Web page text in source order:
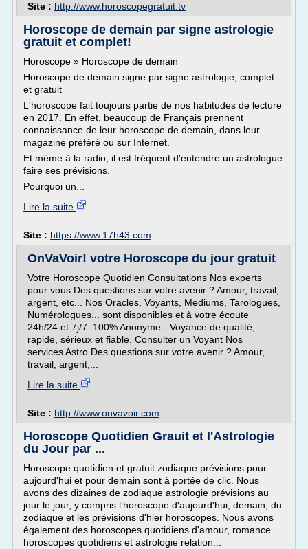
Site : http://www.horoscopegratuit.tv
Horoscope de demain par signe astrologie
gratuit et complet!
Horoscope » Horoscope de demain
Horoscope de demain signe par signe astrologie, complet
et gratuit
L'horoscope fait toujours partie de nos habitudes de lecture
en 2017. En effet, beaucoup de Français prennent
connaissance de leur horoscope de demain, dans leur
magazine préféré ou sur Internet.
Et même à la radio, il est fréquent d'entendre un astrologue
faire ses prévisions.
Pourquoi un...
Lire la suite
Site : https://www.17h43.com
OnVaVoir! votre Horoscope du jour gratuit
Votre Horoscope Quotidien Consultations Nos experts
pour vous Des questions sur votre avenir ? Amour, travail,
argent, etc... Nos Oracles, Voyants, Mediums, Tarologues,
Numérologues... sont disponibles et à votre écoute
24h/24 et 7j/7. 100% Anonyme - Voyance de qualité,
rapide, sérieux et fiable. Consulter un Voyant Nos
services Astro Des questions sur votre avenir ? Amour,
travail, argent,...
Lire la suite
Site : http://www.onvavoir.com
Horoscope Quotidien Grauit et l'Astrologie
du Jour par ...
Horoscope quotidien et gratuit zodiaque prévisions pour
aujourd'hui et pour demain sont à portée de clic. Nous
avons des dizaines de zodiaque astrologie prévisions au
jour le jour, y compris l'horoscope d'aujourd'hui, demain, du
zodiaque et les prévisions d'hier horoscopes. Nous avons
également des horoscopes quotidiens d'amour, romance
horoscopes quotidiens et astrologie relation...